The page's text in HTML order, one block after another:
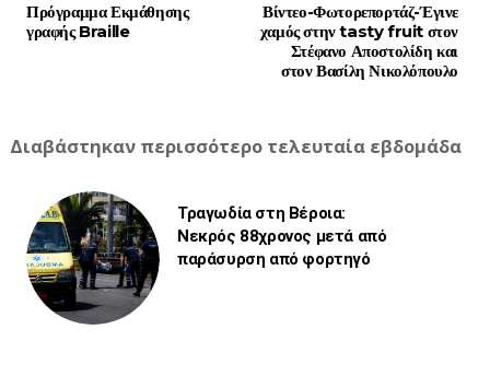
Βίντεο-Φωτορεπορτάζ-Έγινε
χαμός στην tasty fruit στον
Στέφανο Αποστολίδη και
στον Βασίλη Νικολόπουλο
Πρόγραμμα Εκμάθησης
γραφής Braille
Διαβάστηκαν περισσότερο τελευταία εβδομάδα
Τραγωδία στη Βέροια:
Νεκρός 88χρονος μετά από
παράσυρση από φορτηγό